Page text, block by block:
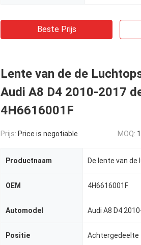
Beste Prijs
Lente van de de
Audi A8 D4 2010-2017
4H6616001F
Prijs: Price is negotiable MOQ:
Productnaam De lente van
OEM 4H6616001F
Automodel Audi A8 D4
Positie Achtergedeelte